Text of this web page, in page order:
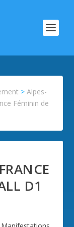
>Alpes-
Féminin de
D1